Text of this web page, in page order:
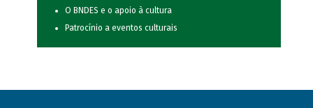
O BNDES e o apoio à cultura
Patrocínio a eventos culturais